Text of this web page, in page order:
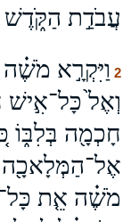
עֲבֹדַ֣ת הַקֹּ֑דֶשׁ
2 וַיִּקְרָ֣א
וְאֶל֙
חָכְמָ֖ה בְּלִבּ֑וֹ
מֹשֶׁ֗ה אֵ֤ת